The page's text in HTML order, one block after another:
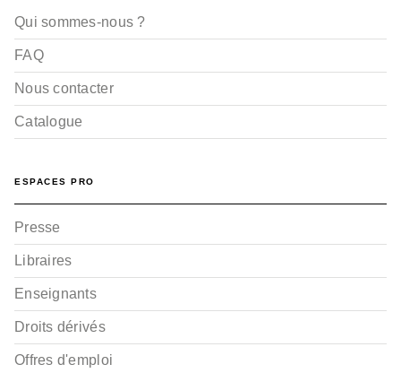
Qui sommes-nous ?
FAQ
Nous contacter
Catalogue
ESPACES PRO
Presse
Libraires
Enseignants
Droits dérivés
Offres d'emploi